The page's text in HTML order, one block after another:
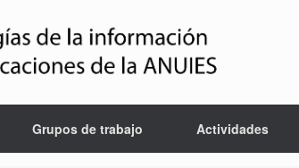
Grupos de trabajo Actividades